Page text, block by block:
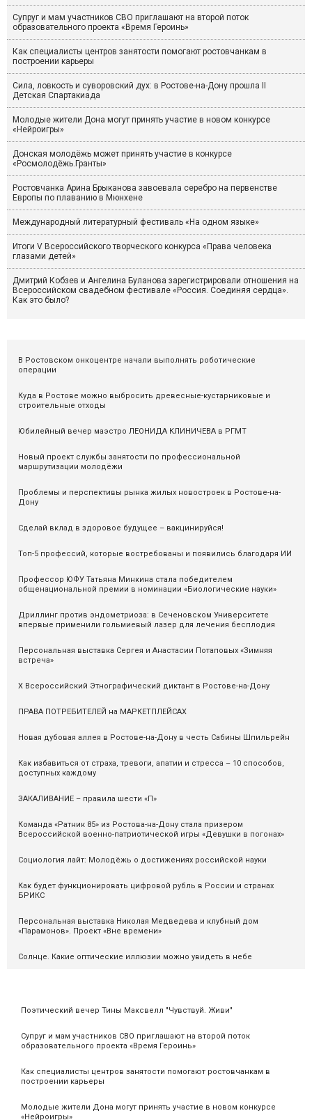
Поэтический вечер Тины Максвелл "Чувствуй. Живи"
Супруг и мам участников СВО приглашают на второй поток
образовательного проекта «Время Героинь»
Как специалисты центров занятости помогают ростовчанкам в
построении карьеры
Молодые жители Дона могут принять участие в новом конкурсе
«Нейроигры»
Супруг и мам участников СВО приглашают на второй поток
образовательного проекта «Время Героинь»
Как специалисты центров занятости помогают ростовчанкам в
построении карьеры
Сила, ловкость и суворовский дух: в Ростове-на-Дону прошла II
Детская Спартакиада
Молодые жители Дона могут принять участие в новом конкурсе
«Нейроигры»
Донская молодёжь может принять участие в конкурсе
«Росмолодёжь.Гранты»
Ростовчанка Арина Брыканова завоевала серебро на первенстве
Европы по плаванию в Мюнхене
Международный литературный фестиваль «На одном языке»
Итоги V Всероссийского творческого конкурса «Права человека
глазами детей»
Дмитрий Кобзев и Ангелина Буланова зарегистрировали отношения на
Всероссийском свадебном фестивале «Россия. Соединяя сердца».
Как это было?
В Ростовском онкоцентре начали выполнять роботические
операции
Куда в Ростове можно выбросить древесные-кустарниковые и
строительные отходы
Юбилейный вечер маэстро ЛЕОНИДА КЛИНИЧЕВА в РГМТ
Новый проект службы занятости по профессиональной
маршрутизации молодёжи
Проблемы и перспективы рынка жилых новостроек в Ростове-на-
Дону
Сделай вклад в здоровое будущее – вакцинируйся!
Топ-5 профессий, которые востребованы и появились благодаря ИИ
Профессор ЮФУ Татьяна Минкина стала победителем
общенациональной премии в номинации «Биологические науки»
Дриллинг против эндометриоза: в Сеченовском Университете
впервые применили гольмиевый лазер для лечения бесплодия
Персональная выставка Сергея и Анастасии Потаповых «Зимняя
встреча»
X Всероссийский Этнографический диктант в Ростове-на-Дону
ПРАВА ПОТРЕБИТЕЛЕЙ на МАРКЕТПЛЕЙСАХ
Новая дубовая аллея в Ростове-на-Дону в честь Сабины Шпильрейн
Как избавиться от страха, тревоги, апатии и стресса – 10 способов,
доступных каждому
ЗАКАЛИВАНИЕ – правила шести «П»
Команда «Ратник 85» из Ростова-на-Дону стала призером
Всероссийской военно-патриотической игры «Девушки в погонах»
Социология лайт: Молодёжь о достижениях российской науки
Как будет функционировать цифровой рубль в России и странах
БРИКС
Персональная выставка Николая Медведева и клубный дом
«Парамонов». Проект «Вне времени»
Солнце. Какие оптические иллюзии можно увидеть в небе